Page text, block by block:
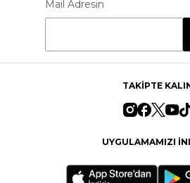
Mail Adresin
TAKİPTE
UYGULAMAMIZI